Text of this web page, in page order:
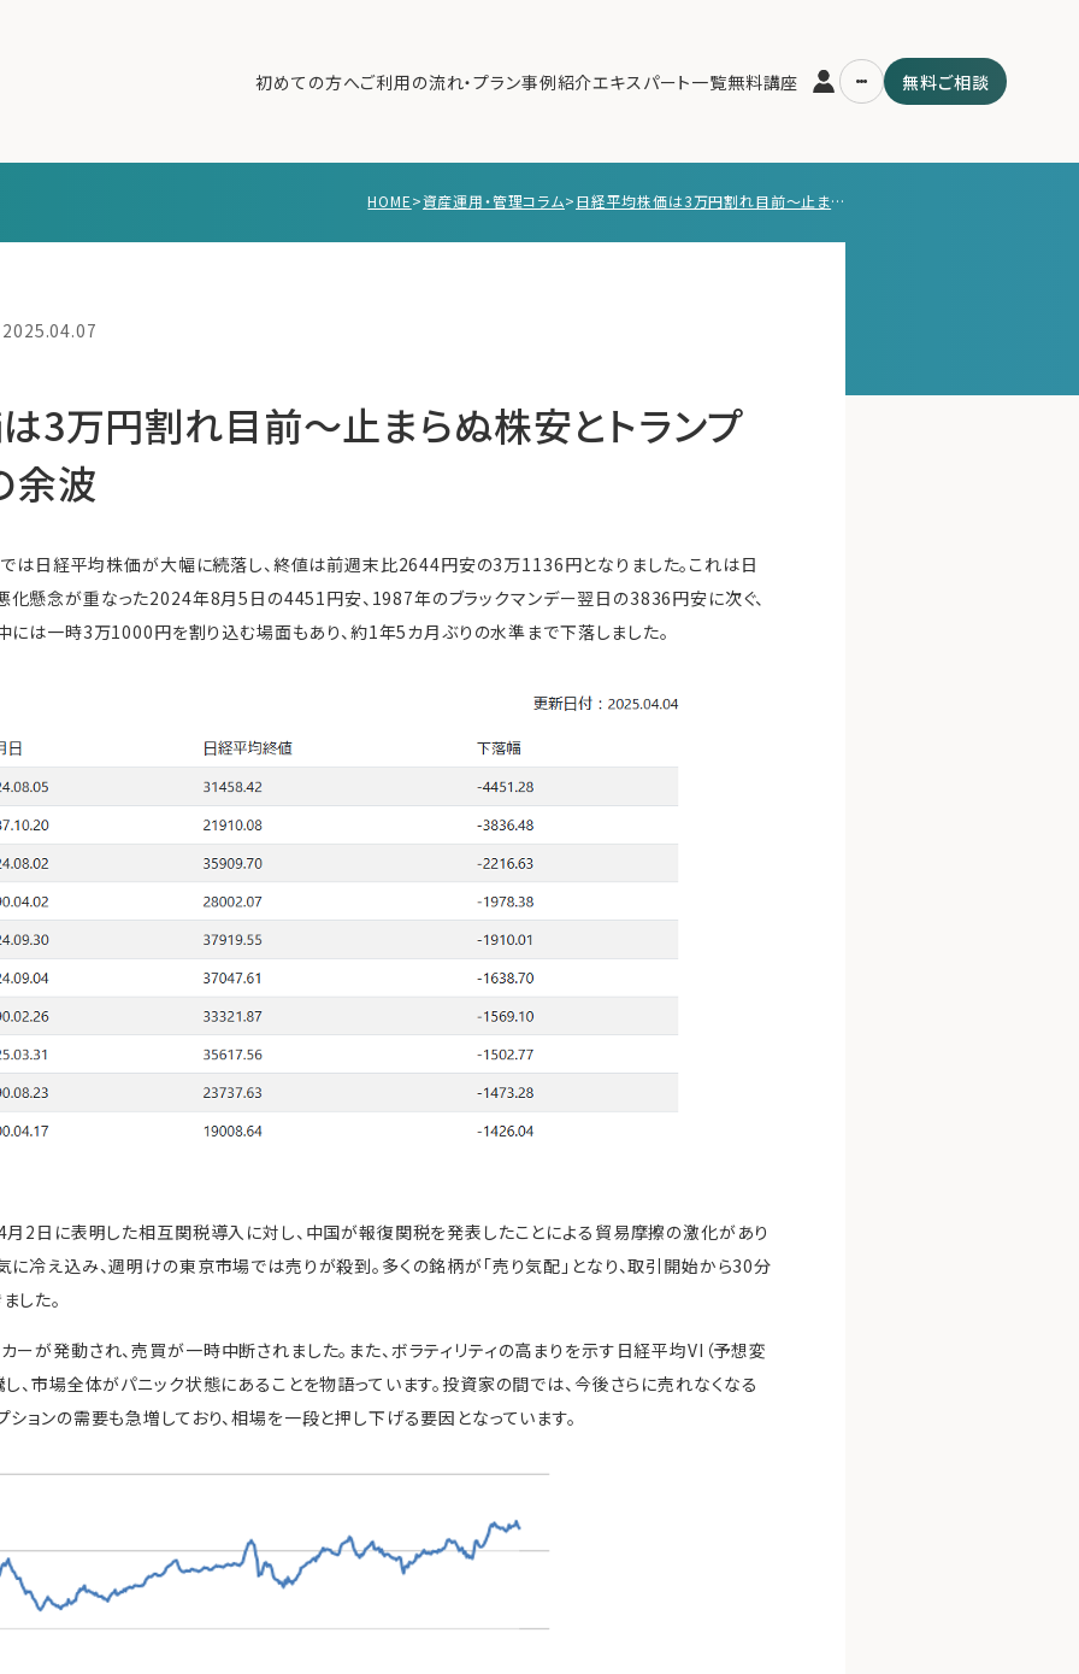
初めての方へご利用の流れ・プラン事例紹介エキスパート一覧無料講座 無料ご相談
HOME>資産運用・管理コラム> 日経平均株価は3万円割れ目前～止まらぬ株安とトランプ関税ショックの余波
3万円割れ目前～止まらぬ株安とトランプ
余波
は日経平均株価が大幅に続落し、終値は前週末比2644円安の3万1136円となりました。これは日
懸念が重なった2024年8月5日の4451円安、1987年のブラックマンデー翌日の3836円安に次ぐ、
には一時3万1000円を割り込む場面もあり、約1年5カ月ぶりの水準まで下落しました。
月2日に表明した相互関税導入に対し、中国が報復関税を発表したことによる貿易摩擦の激化があり
に冷え込み、週明けの東京市場では売りが殺到。多くの銘柄が「売り気配」となり、取引開始から30分
した。
ーが発動され、売買が一時中断されました。また、ボラティリティの高まりを示す日経平均VI（予想変
、市場全体がパニック状態にあることを物語っています。投資家の間では、今後さらに売れなくなる
ョンの需要も急増しており、相場を一段と押し下げる要因となっています。